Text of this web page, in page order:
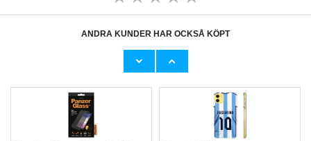
ANDRA KUNDER HAR OCKSÅ KÖPT
Prio 3D iPhone XR / iPhone 11 Härdat Glas
iPhone 11 Batteribyte